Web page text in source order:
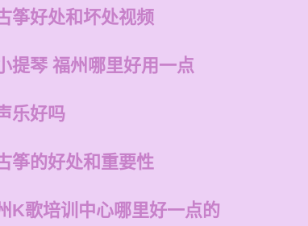
筝好处和坏处视频
提琴 福州哪里好用一点
乐好吗
筝的好处和重要性
K歌培训中心哪里好一点的